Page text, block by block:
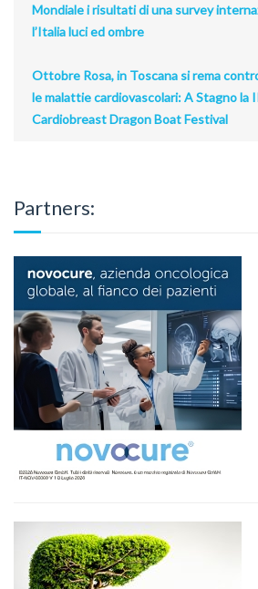
Mondiale i risultati di una survey
l’Italia luci ed ombre
Ottobre Rosa, in Toscana si rema
le malattie cardiovascolari: A Stagno la
Cardiobreast Dragon Boat Festival
Partners: